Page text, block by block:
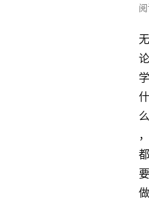
无
论
学
什
么
，
都
要
做